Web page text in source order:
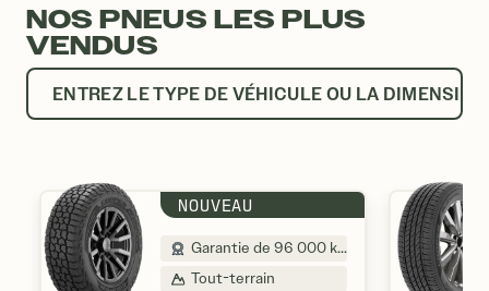
NOS PNEUS LES PLUS
VENDUS
ENTREZ LE TYPE DE VÉHICULE OU LA
NOUVEAU
Garantie de 96 000 km
Tout-terrain